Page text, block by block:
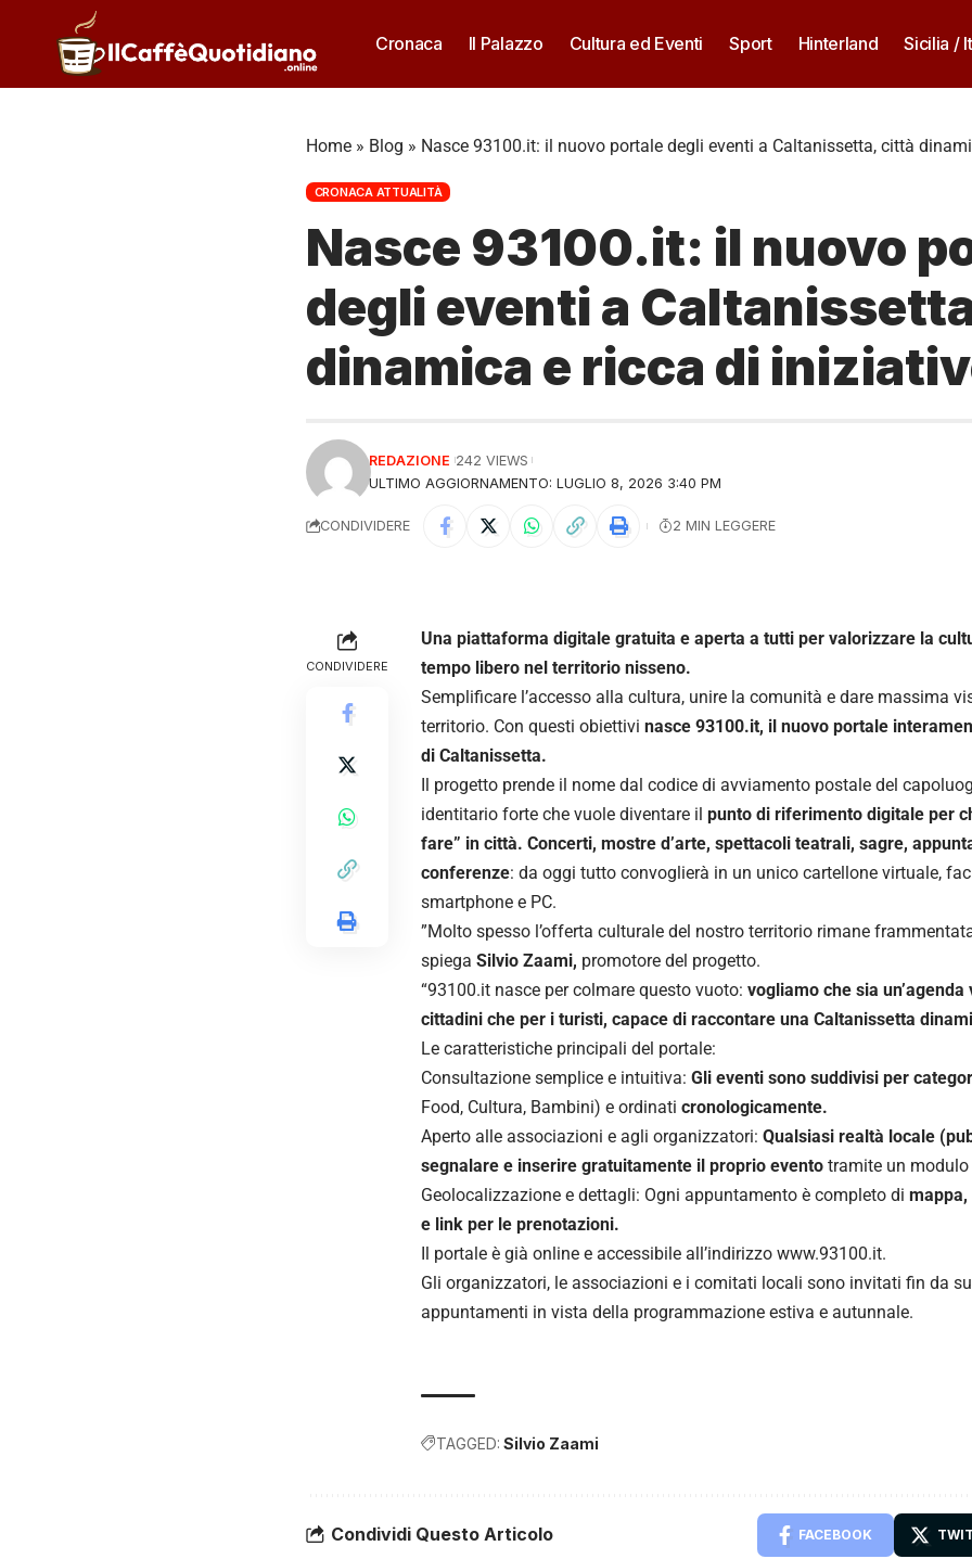
Cronaca Il Palazzo Cultura ed Eventi Sport Hinterland Sicilia /
Home » Blog » Nasce 93100.it: il nuovo portale degli eventi a Caltanissetta, città
CRONACA ATTUALITÀ
Nasce 93100.it: il nuovo
degli eventi a
dinamica e ricca di
ULTIMO AGGIORNAMENTO: LUGLIO 8, 2026 3:40 PM
REDAZIONE 242 VIEWS
CONDIVIDERE 2 MIN LEGGERE
CONDIVIDERE
Una piattaforma digitale gratuita e aperta a tutti per valorizzare la
tempo libero nel territorio nisseno.
​Semplificare l’accesso alla cultura, unire la comunità e dare massima
territorio. Con questi obiettivi nasce 93100.it, il nuovo portale
di Caltanissetta.
​Il progetto prende il nome dal codice di avviamento postale del
identitario forte che vuole diventare il punto di riferimento digitale per
fare” in città. Concerti, mostre d’arte, spettacoli teatrali, sagre,
conferenze: da oggi tutto convoglierà in un unico cartellone virtuale,
smartphone e PC.
​”Molto spesso l’offerta culturale del nostro territorio rimane
spiega Silvio Zaami, promotore del progetto.
“93100.it nasce per colmare questo vuoto: vogliamo che sia
cittadini che per i turisti, capace di raccontare una Caltanissetta
​Le caratteristiche principali del portale:
​Consultazione semplice e intuitiva: Gli eventi sono suddivisi per
Food, Cultura, Bambini) e ordinati cronologicamente.
​Aperto alle associazioni e agli organizzatori: Qualsiasi realtà locale
segnalare e inserire gratuitamente il proprio evento tramite un
​Geolocalizzazione e dettagli: Ogni appuntamento è completo di
e link per le prenotazioni.
​Il portale è già online e accessibile all’indirizzo www.93100.it.
​Gli organizzatori, le associazioni e i comitati locali sono invitati fin da
appuntamenti in vista della programmazione estiva e autunnale.
TAGGED: Silvio Zaami
Condividi Questo Articolo FACEBOOK